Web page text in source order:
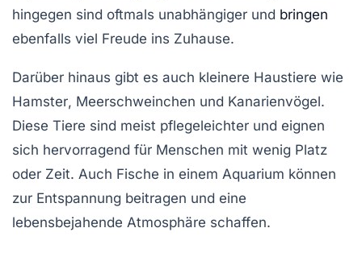
hingegen sind oftmals unabhängiger und bringen
ebenfalls viel Freude ins Zuhause.
Darüber hinaus gibt es auch kleinere Haustiere wie
Hamster, Meerschweinchen und Kanarienvögel.
Diese Tiere sind meist pflegeleichter und eignen
sich hervorragend für Menschen mit wenig Platz
oder Zeit. Auch Fische in einem Aquarium können
zur Entspannung beitragen und eine
lebensbejahende Atmosphäre schaffen.